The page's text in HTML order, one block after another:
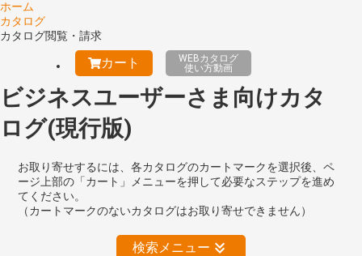
ホーム
カタログ
カタログ閲覧・請求
カート
WEBカタログ
使い方動画
ビジネスユーザーさま向けカタ
ログ(現行版)
お取り寄せするには、各カタログのカートマークを選択後、ペ
ージ上部の「カート」メニューを押して必要なステップを進め
てください。
（カートマークのないカタログはお取り寄せできません）
検索メニュー